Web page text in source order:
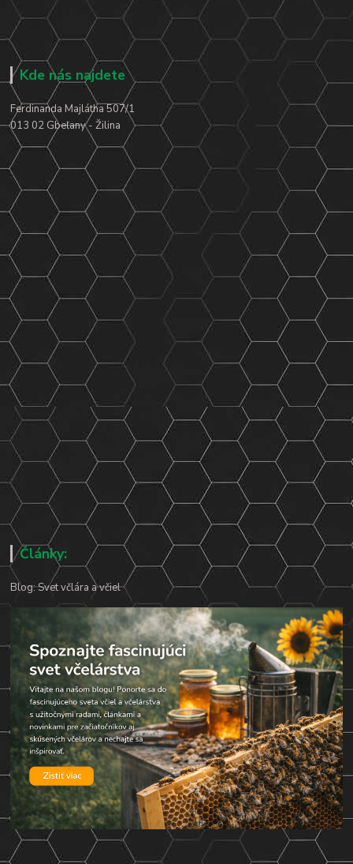
Kde nás najdete
Ferdinanda Majlátha 507/1
013 02 Gbeľany - Žilina
Články:
Blog: Svet včlára a včiel